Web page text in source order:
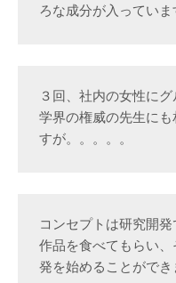
ろな成分が入っていま
３回、社内の女性に
学界の権威の先生に
すが。。。。。
コンセプトは研究開
作品を食べてもらい
発を始めることができ